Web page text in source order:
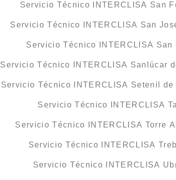
Servicio Técnico INTERCLISA San
Servicio Técnico INTERCLISA San
Servicio Técnico INTERCLISA San
Servicio Técnico INTERCLISA Sanlúcar
Servicio Técnico INTERCLISA Setenil de
Servicio Técnico INTERCLISA
Servicio Técnico INTERCLISA Torre
Servicio Técnico INTERCLISA
Servicio Técnico INTERCLISA